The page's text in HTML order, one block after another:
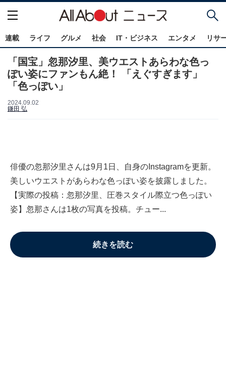
連載 ライフ グルメ 社会 IT・ビジネス エンタメ リサ
「国宝」忽那汐里、美ウエストあらわな色っ
ぽい姿にファンもん絶！ 「えぐすぎます」
「色っぽい」
2024.09.02
鎌田 弘
俳優の忽那汐里さんは9月1日、自身のInstagramを更新。
美しいウエストがあらわな色っぽい姿を披露しました。
【実際の投稿：忽那汐里、圧巻スタイル際立つ色っぽい
姿】忽那さんは1枚の写真を投稿。チュー...
続きを読む